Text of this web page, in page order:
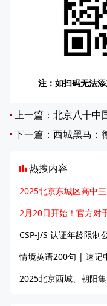
注：如扫码无法
上一篇： 北京八十中
下一篇： 西城黑马：
热搜内容